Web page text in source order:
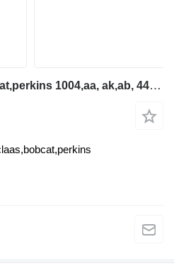
JCB manitou,claas,bobcat,perkins 1004,aa, ak,ab, 444 Motor dvig para cargadora telescópica